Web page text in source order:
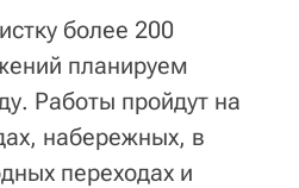
более 200
планируем
Работы пройдут на
набережных, в
переходах и